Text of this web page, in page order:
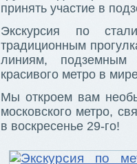
принять участие в
Экскурсия по
традиционным
линиям,
красивого метро в
Мы откроем вам
московского метро,
в воскресенье 29-го!